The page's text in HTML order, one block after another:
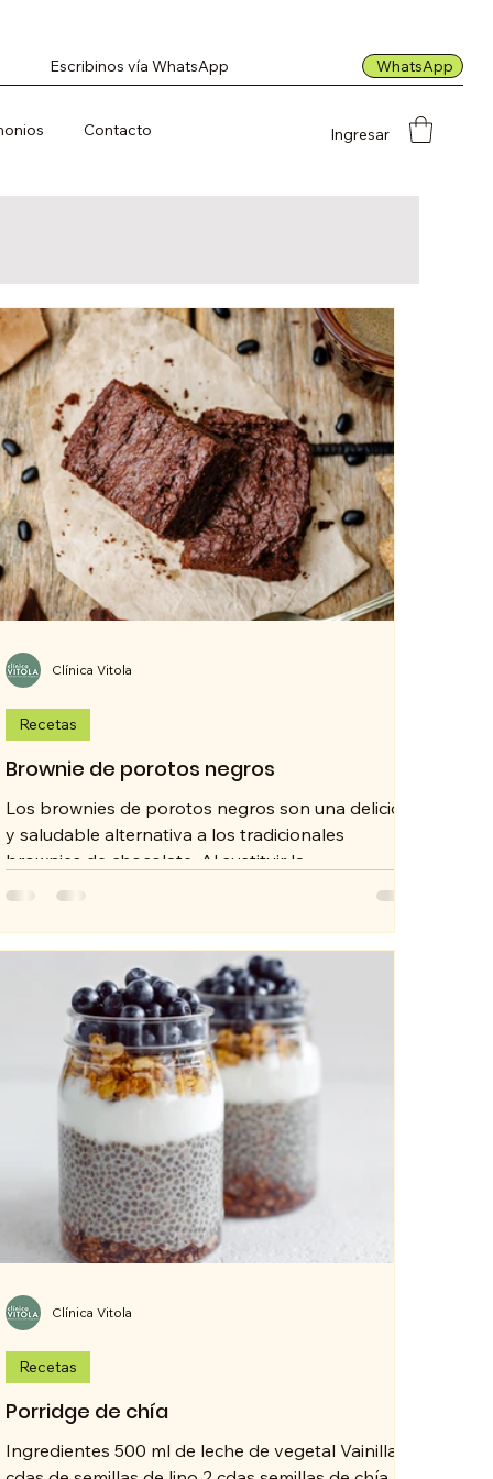
Escribinos vía WhatsApp WhatsApp
Contacto Ingresar
Brownie de porotos negros
Los brownies de porotos negros son una deliciosa
y saludable alternativa a los tradicionales
brownies de chocolate. Al sustituir la...
Recetas
Clínica Vitola
Porridge de chía
Ingredientes 500 ml de leche de vegetal Vainilla 2
Recetas
Clínica Vitola